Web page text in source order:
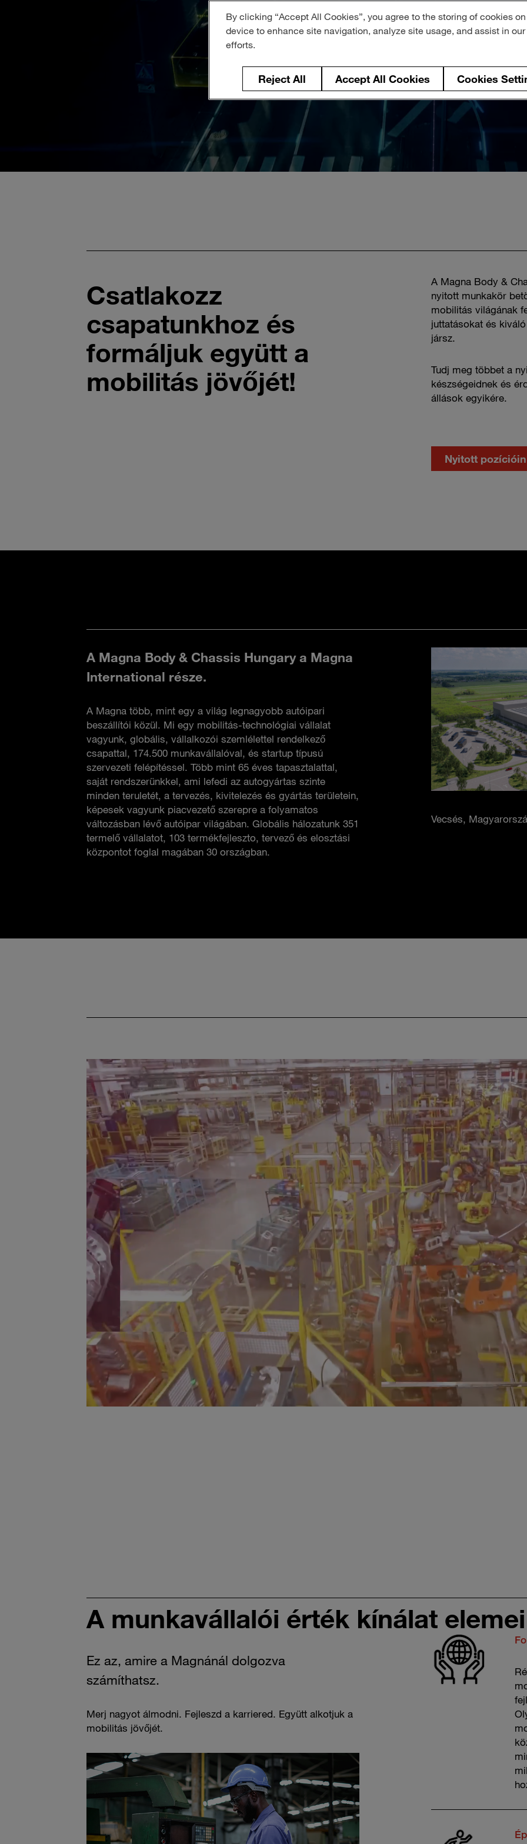
Csatlakozz
csapatunkhoz és
formáljuk együtt a
mobilitás jövőjét!
A Magna Body &
nyitott munkakör
mobilitás világának
juttatásokat és
jársz.
Tudj meg többet a
készségeidnek és
állások egyikére.
here
Nyitott
A Magna Body & Chassis Hungary a Magna
International része.
A Magna több, mint egy a világ legnagyobb autóipari
beszállítói közül. Mi egy mobilitás-technológiai vállalat
vagyunk, globális, vállalkozói szemlélettel rendelkező
csapattal, 174.500 munkavállalóval, és startup típusú
szervezeti felépítéssel. Több mint 65 éves tapasztalattal,
saját rendszerünkkel, ami lefedi az autogyártas szinte
minden teruletét, a tervezés, kivitelezés és gyártás területein,
képesek vagyunk piacvezető szerepre a folyamatos
változásban lévő autóipar világában. Globális hálozatunk 351
termelő vállalatot, 103 termékfejleszto, tervező és elosztási
központot foglal magában 30 országban.
Vecsés,
A munkavállalói érték kínálat elemei
Ez az, amire a Magnánál dolgozva
számíthatsz.
Merj nagyot álmodni. Fejleszd a karriered. Együtt alkotjuk a
mobilitás jövőjét.
By clicking “Accept All Cookies”, you agree to the storing of cookies
device to enhance site navigation, analyze site usage, and assist in
efforts.
Reject All Accept All Cookies Cookies